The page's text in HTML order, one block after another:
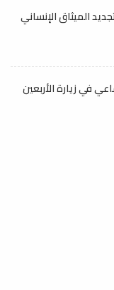
الميثاق الإنساني
في زيارة الأربعين